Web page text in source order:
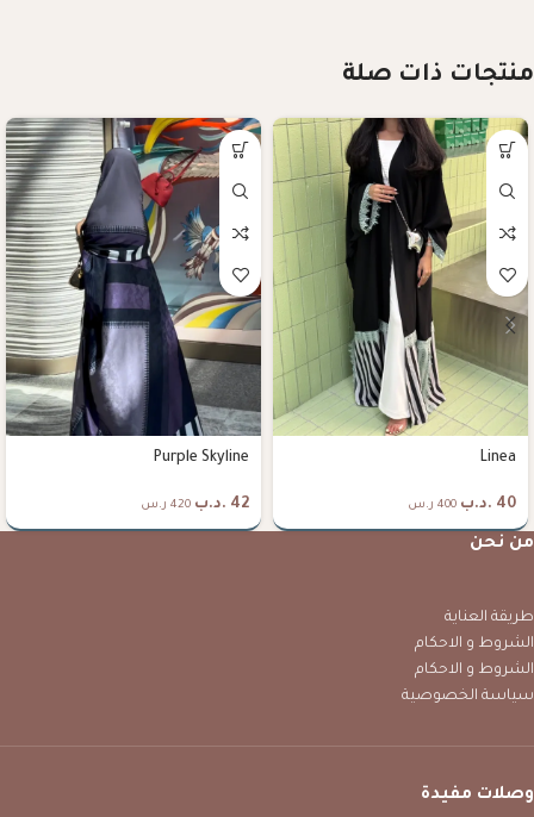
منتجات ذات صلة
Linea
40 .د.ب 400 ر.س
Purple Skyline
42 .د.ب 420 ر.س
من نحن
طريقة العناية
الشروط و الاحكام
الشروط و الاحكام
سياسة الخصوصية
وصلات مفيدة